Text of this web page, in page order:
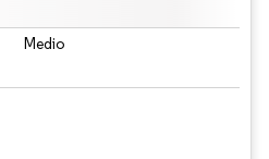
Medio
uso requiere atribución según CC BY 4.0.